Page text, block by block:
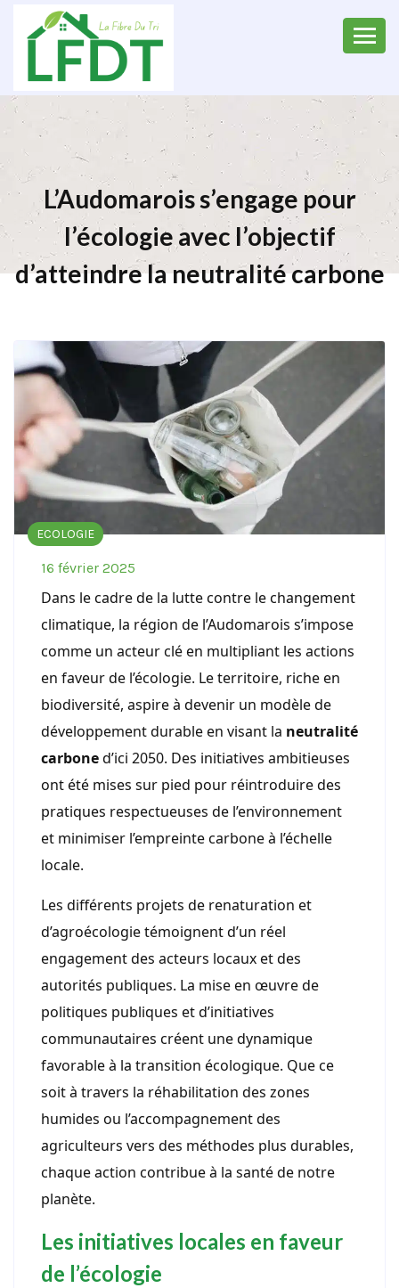
L’Audomarois s’engage pour
l’écologie avec l’objectif
d’atteindre la neutralité carbone
ECOLOGIE
16 février 2025
Dans le cadre de la lutte contre le changement
climatique, la région de l’Audomarois s’impose
comme un acteur clé en multipliant les actions
en faveur de l’écologie. Le territoire, riche en
biodiversité, aspire à devenir un modèle de
développement durable en visant la neutralité
carboned’ici 2050. Des initiatives ambitieuses
ont été mises sur pied pour réintroduire des
pratiques respectueuses de l’environnement
et minimiser l’empreinte carbone à l’échelle
locale.
Les différents projets de renaturation et
d’agroécologie témoignent d’un réel
engagement des acteurs locaux et des
autorités publiques. La mise en œuvre de
politiques publiques et d’initiatives
communautaires créent une dynamique
favorable à la transition écologique. Que ce
soit à travers la réhabilitation des zones
humides ou l’accompagnement des
agriculteurs vers des méthodes plus durables,
chaque action contribue à la santé de notre
planète.
Les initiatives locales en faveur
de l’écologie